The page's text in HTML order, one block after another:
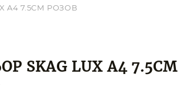
A4 7.5СМ РОЗОВ
SKAG LUX A4 7.5СМ